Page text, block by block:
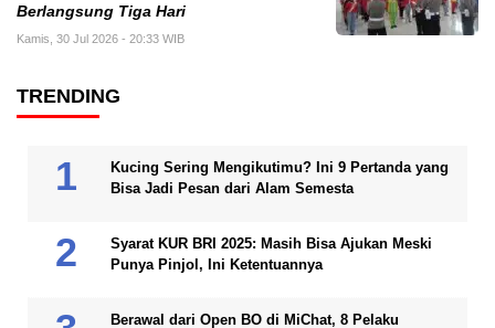
Berlangsung Tiga Hari
Kamis, 30 Jul 2026 - 20:33 WIB
TRENDING
Kucing Sering Mengikutimu? Ini 9 Pertanda yang
Bisa Jadi Pesan dari Alam Semesta
Syarat KUR BRI 2025: Masih Bisa Ajukan Meski
Punya Pinjol, Ini Ketentuannya
Berawal dari Open BO di MiChat, 8 Pelaku